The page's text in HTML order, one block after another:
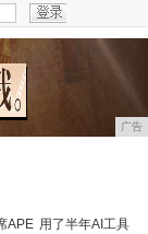
广告
APE 用了半年AI工具